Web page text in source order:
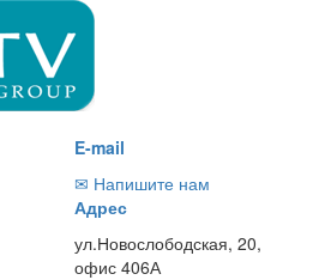
E-mail
✉ Напишите нам
Адрес
ул.Новослободская, 20,
офис 406А